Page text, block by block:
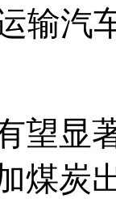
输汽
望显
煤炭